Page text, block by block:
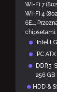
Wi-Fi 7
Wi-Fi 4
6E....
chipsetami:
Intel
PC
DDR5-
256 GB
HDD &